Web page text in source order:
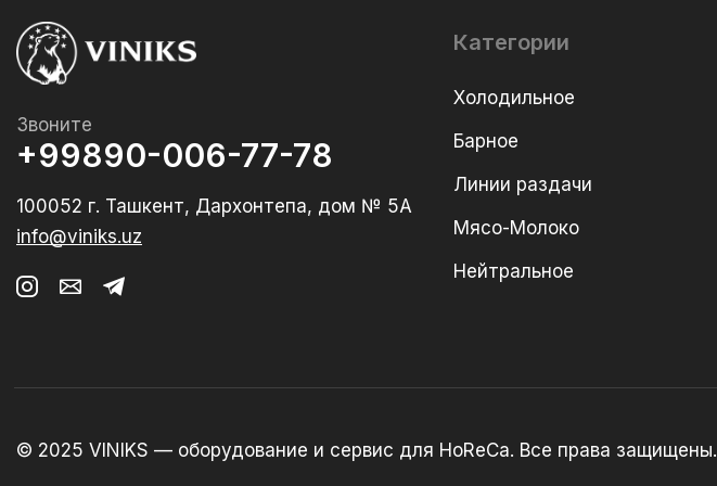
Звоните
+99890-006-77-78
100052 г. Ташкент, Дархонтепа, дом № 5А
info@viniks.uz
Категории
Холодильное
Барное
Линии раздачи
Мясо-Молоко
Нейтральное
© 2025 VINIKS — оборудование и сервис для HoReCa. Все права защищены.